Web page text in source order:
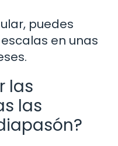
puedes
en unas
las
las